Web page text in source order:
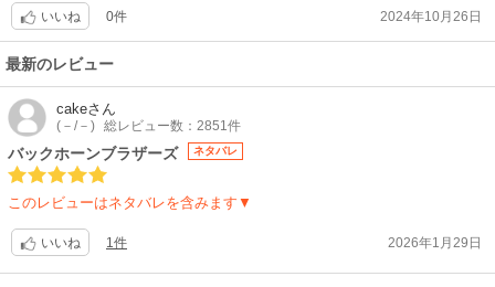
いいね 0件 2024年10月26日
最新のレビュー
cakeさん
(－/－) 総レビュー数：2851件
バックホーンブラザーズ ネタバレ
このレビューはネタバレを含みます▼
いいね 1件 2026年1月29日